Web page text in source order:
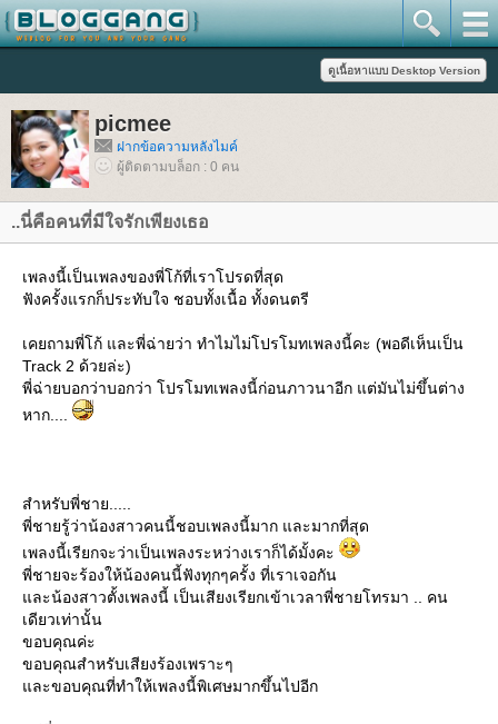
picmee
ฝากข้อความหลังไมค์
ผู้ติดตามบล็อก : 0 คน
..นี่คือคนที่มีใจรักเพียงเธอ
เพลงนี้เป็นเพลงของพี่โก้ที่เราโปรดที่สุด
ฟังครั้งแรกก็ประทับใจ ชอบทั้งเนื้อ ทั้งดนตรี
เคยถามพี่โก้ และพี่ฉ่ายว่า ทำไมไม่โปรโมทเพลงนี้คะ (พอดีเห็นเป็น
Track 2 ด้วยล่ะ)
พี่ฉ่ายบอกว่าบอกว่า โปรโมทเพลงนี้ก่อนภาวนาอีก แต่มันไม่ขึ้นต่าง
หาก....
สำหรับพี่ชาย.....
พี่ชายรู้ว่าน้องสาวคนนี้ชอบเพลงนี้มาก และมากที่สุด
เพลงนี้เรียกจะว่าเป็นเพลงระหว่างเราก็ได้มั้งคะ
พี่ชายจะร้องให้น้องคนนี้ฟังทุกๆครั้ง ที่เราเจอกัน
ละน้องสาวตั้งเพลงนี้ เป็นเสียงเรียกเข้าเวลาพี่ชายโทรมา .. คน
เดียวเท่านั้น
ขอบคุณค่ะ
ขอบคุณสำหรับเสียงร้องเพราะๆ
ละขอบคุณที่ทำให้เพลงนี้พิเศษมากขึ้นไปอีก